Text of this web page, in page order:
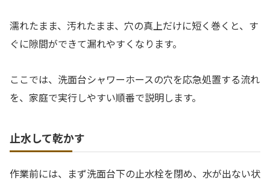
濡れたまま、汚れたまま、穴の真上だけに短く巻くと、す
ぐに隙間ができて漏れやすくなります。
ここでは、洗面台シャワーホースの穴を応急処置する流れ
を、家庭で実行しやすい順番で説明します。
止水して乾かす
作業前には、まず洗面台下の止水栓を閉め、水が出ない状